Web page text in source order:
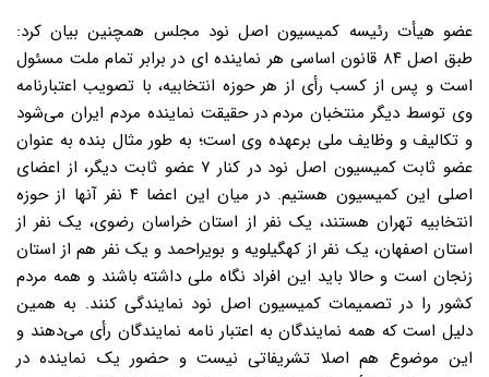
عضو هیأت رئیسه کمیسیون اصل نود مجلس همچنین بیان کرد:
طبق اصل ۸۴ قانون اساسی هر نماینده ای در برابر تمام ملت مسئول
است و پس از کسب رأی از هر حوزه انتخابیه، با تصویب اعتبارنامه
وی توسط دیگر منتخبان مردم در حقیقت نماینده مردم ایران می‌شود
و تکالیف و وظایف ملی برعهده وی است؛ به طور مثال بنده به عنوان
عضو ثابت کمیسیون اصل نود در کنار ۷ عضو ثابت دیگر، از اعضای
اصلی این کمیسیون هستیم. در میان این اعضا ۴ نفر آنها از حوزه
انتخابیه تهران هستند، یک نفر از استان خراسان رضوی، یک نفر از
استان اصفهان، یک نفر از کهگیلویه و بویراحمد و یک نفر هم از استان
زنجان است و حالا باید این افراد نگاه ملی داشته باشند و همه مردم
کشور را در تصمیمات کمیسیون اصل نود نمایندگی کنند. به همین
دلیل است که همه نمایندگان به اعتبار نامه نمایندگان رأی می‌دهند و
این موضوع هم اصلا تشریفاتی نیست و حضور یک نماینده در